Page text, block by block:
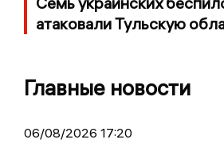
атаковали Тульскую
Главные новости
06/08/2026 17:20